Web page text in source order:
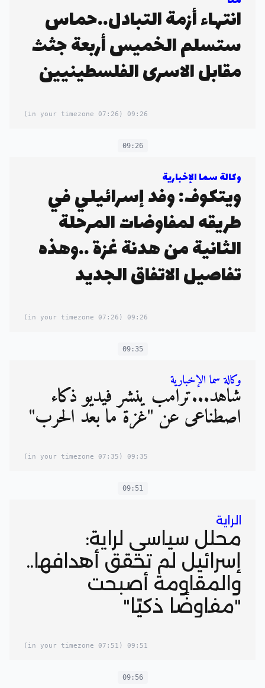
انتهاء أزمة التبادل..حماس
ستسلم الخميس أربعة جثث
مقابل الاسرى الفلسطينيين
09:26
(07:26 in your timezone)
09:26
وكالة سما الإخبارية
ويتكوف: وفد إسرائيلي في
طريقه لمفاوضات المرحلة
الثانية من هدنة غزة ..وهذه
تفاصيل الاتفاق الجديد
09:26
(07:26 in your timezone)
09:35
وكالة سما الإخبارية
شاهد...ترامب ينشر فيديو ذكاء
اصطناعي عن "غزة ما بعد الحرب"
09:35
(07:35 in your timezone)
09:51
الراية
محلل سياسي لراية:
إسرائيل لم تحقق أهدافها..
والمقاومة أصبحت
"مفاوضًا ذكيًا"
09:51
(07:51 in your timezone)
09:56